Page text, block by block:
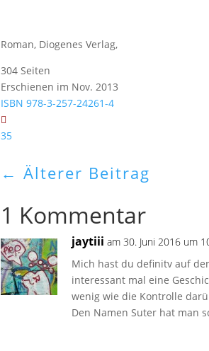
Roman, Diogenes Verlag,
304 Seiten
Erschienen im Nov. 2013
ISBN 978-3-257-24261-4
35
←Älterer Beitrag
1 Kommentar
jaytiii am 30. Juni 2016 um
Mich hast du definitv auf
interessant mal eine
wenig wie die Kontrolle
Den Namen Suter hat man